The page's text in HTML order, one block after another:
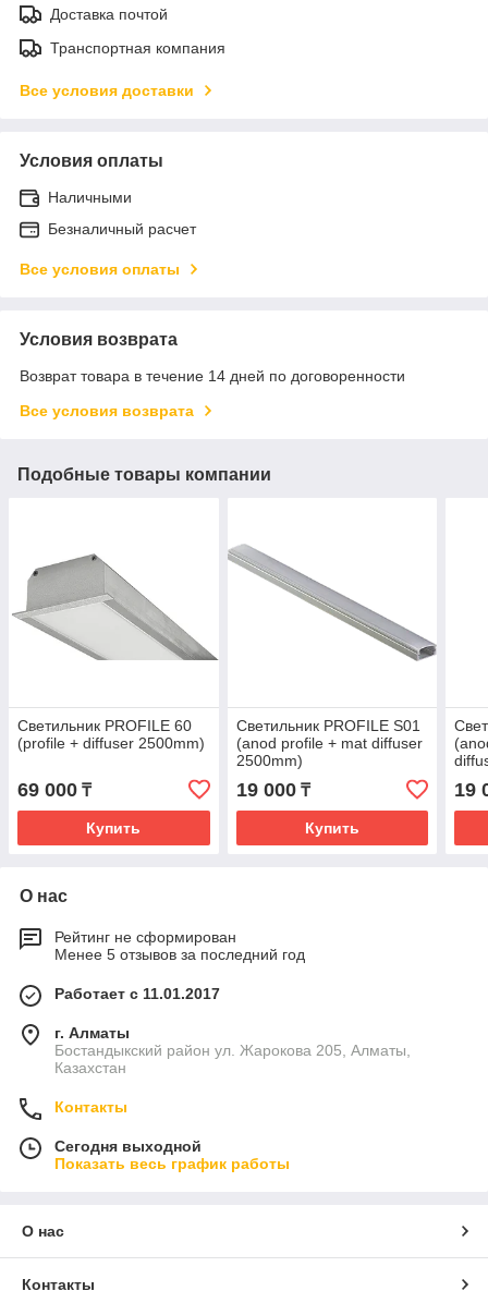
Доставка почтой
Транспортная компания
Все условия доставки
Условия оплаты
Наличными
Безналичный расчет
Все условия оплаты
Условия возврата
Возврат товара в течение 14 дней по договоренности
Все условия возврата
Подобные товары компании
Светильник PROFILE 60
(profile + diffuser 2500mm)
69 000 ₸
Купить
Светильник PROFILE S01
(anod profile + mat diffuser
2500mm)
19 000₸
Купить
19
О нас
Рейтинг не сформирован
Менее 5 отзывов за последний год
Работает с 11.01.2017
г. Алматы
Бостандыкский район ул. Жарокова 205, Алматы,
Казахстан
Контакты
Сегодня выходной
Показать весь график работы
О нас
Контакты